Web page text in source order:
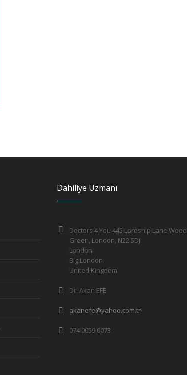
Dahiliye Uzmanı
Doctors 4 You 445 Lordship Lane Wood
Green, London, N22 5DJ
London
Big London
United Kingdom
Dr. Akan EFE
akanefe@yahoo.com.tr
074 0059 0073